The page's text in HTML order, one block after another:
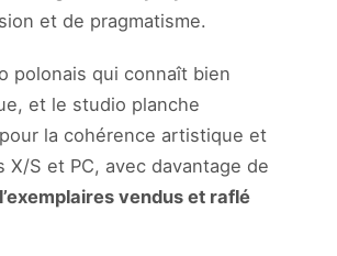
et de pragmatisme.
polonais qui connaît bien
et le studio planche
la cohérence artistique et
S et PC, avec davantage de
vendus et raflé